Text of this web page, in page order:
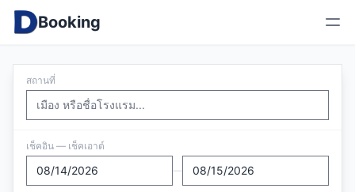
Booking
สถานที่
เช็คอิน — เช็คเอาต์
—